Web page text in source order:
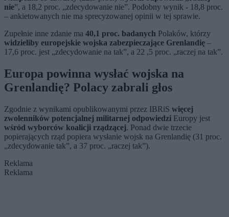
nie”, a 18,2 proc. „zdecydowanie nie”. Podobny wynik - 18,8 proc.
– ankietowanych nie ma sprecyzowanej opinii w tej sprawie.
Zupełnie inne zdanie ma 40,1 proc. badanych Polaków, którzy
widzieliby europejskie wojska zabezpieczające Grenlandię –
17,6 proc. jest „zdecydowanie na tak”, a 22 ,5 proc. „raczej na tak”.
Europa powinna wysłać wojska na
Grenlandię? Polacy zabrali głos
Zgodnie z wynikami opublikowanymi przez IBRiS więcej
zwolenników potencjalnej militarnej odpowiedzi Europy jest
wśród wyborców koalicji rządzącej. Ponad dwie trzecie
popierających rząd popiera wysłanie wojsk na Grenlandię (31 proc.
„zdecydowanie tak”, a 37 proc. „raczej tak”).
Reklama
Reklama